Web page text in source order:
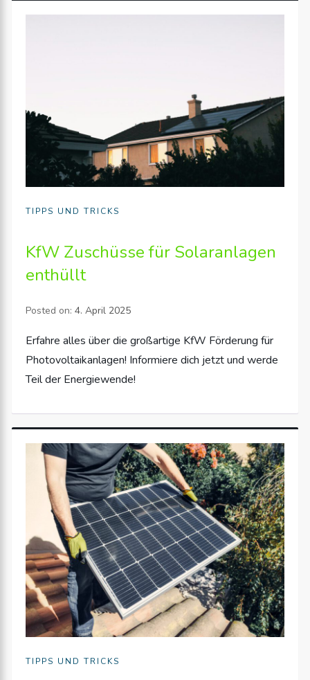
TIPPS UND TRICKS
KfW Zuschüsse für Solaranlagen
enthüllt
Posted on:4. April 2025
Erfahre alles über die großartige KfW Förderung für
Photovoltaikanlagen! Informiere dich jetzt und werde
Teil der Energiewende!
TIPPS UND TRICKS